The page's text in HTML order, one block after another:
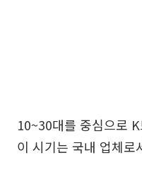
10~30대를 중심으로
이 시기는 국내 업체로